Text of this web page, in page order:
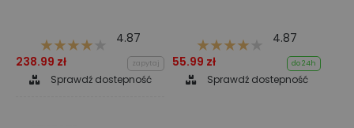
4.87
238.99 zł
zapytaj
Sprawdź dostepność
4.87
55.99 zł
do 24h
Sprawdź dostepność